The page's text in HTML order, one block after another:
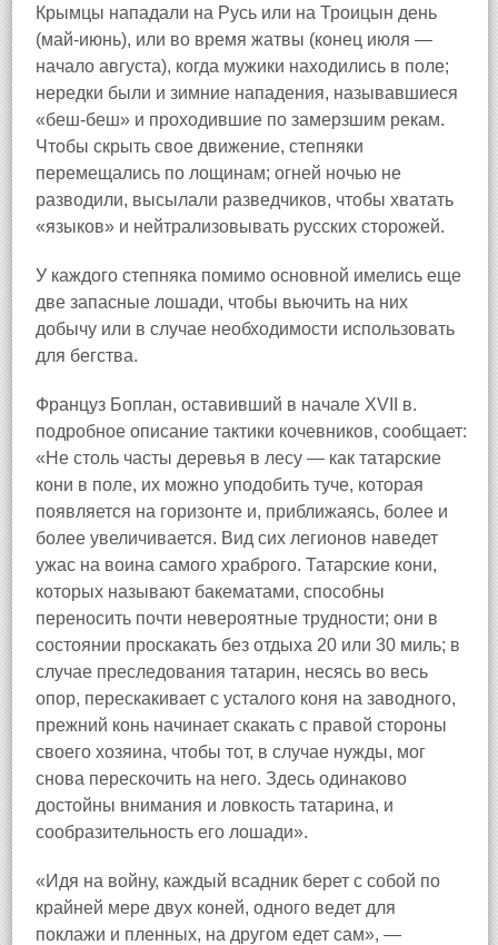
Крымцы нападали на Русь или на Троицын день
(май-июнь), или во время жатвы (конец июля —
начало августа), когда мужики находились в поле;
нередки были и зимние нападения, называвшиеся
«беш-беш» и проходившие по замерзшим рекам.
Чтобы скрыть свое движение, степняки
перемещались по лощинам; огней ночью не
разводили, высылали разведчиков, чтобы хватать
«языков» и нейтрализовывать русских сторожей.
У каждого степняка помимо основной имелись еще
две запасные лошади, чтобы вьючить на них
добычу или в случае необходимости использовать
для бегства.
Француз Боплан, оставивший в начале XVII в.
подробное описание тактики кочевников, сообщает:
«Не столь часты деревья в лесу — как татарские
кони в поле, их можно уподобить туче, которая
появляется на горизонте и, приближаясь, более и
более увеличивается. Вид сих легионов наведет
ужас на воина самого храброго. Татарские кони,
которых называют бакематами, способны
переносить почти невероятные трудности; они в
состоянии проскакать без отдыха 20 или 30 миль; в
случае преследования татарин, несясь во весь
опор, перескакивает с усталого коня на заводного,
прежний конь начинает скакать с правой стороны
своего хозяина, чтобы тот, в случае нужды, мог
снова перескочить на него. Здесь одинаково
достойны внимания и ловкость татарина, и
сообразительность его лошади».
«Идя на войну, каждый всадник берет с собой по
крайней мере двух коней, одного ведет для
поклажи и пленных, на другом едет сам», —